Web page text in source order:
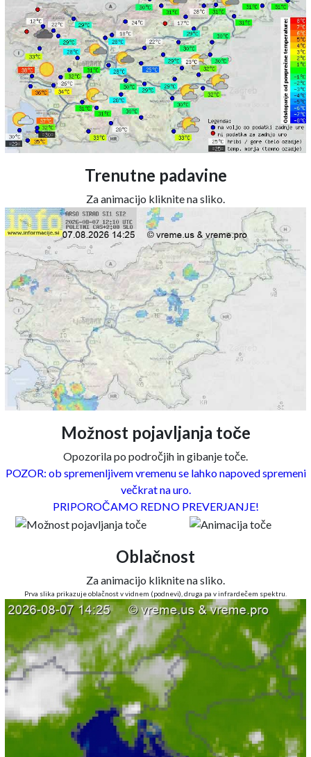
Trenutne padavine
Za animacijo kliknite na sliko.
Možnost pojavljanja toče
Opozorila po področjih in gibanje toče.
POZOR: ob spremenljivem vremenu se lahko napoved spremeni
večkrat na uro.
PRIPOROČAMO REDNO PREVERJANJE!
Oblačnost
Za animacijo kliknite na sliko.
Prva slika prikazuje oblačnost v vidnem (podnevi), druga pa v infrardečem spektru.